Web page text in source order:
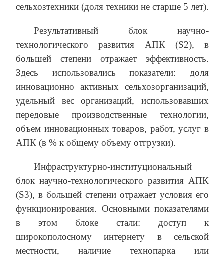
сельхозтехники (доля техники не старше 5 лет).
Результативный блок научно-
технологического развития АПК (S2), в
большей степени отражает эффективность.
Здесь использовались показатели: доля
инновационно активных сельхозорганизаций,
удельный вес организаций, использовавших
передовые производственные технологии,
объем инновационных товаров, работ, услуг в
АПК (в % к общему объему отгрузки).
Инфраструктурно-институциональный
блок научно-технологического развития АПК
(S3), в большей степени отражает условия его
функционирования. Основными показателями
в этом блоке стали: доступ к
широкополосному интернету в сельской
местности, наличие технопарка или